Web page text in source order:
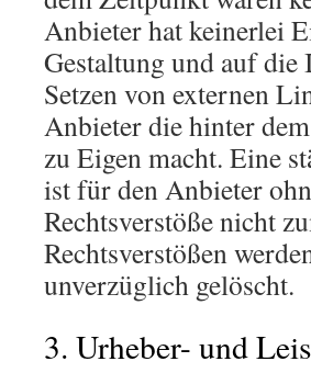
Anbieter hat keinerlei
Gestaltung und auf die
Setzen von externen
Anbieter die hinter
zu Eigen macht. Eine
ist für den Anbieter
Rechtsverstöße nicht
Rechtsverstößen
unverzüglich gelöscht.
3. Urheber- und